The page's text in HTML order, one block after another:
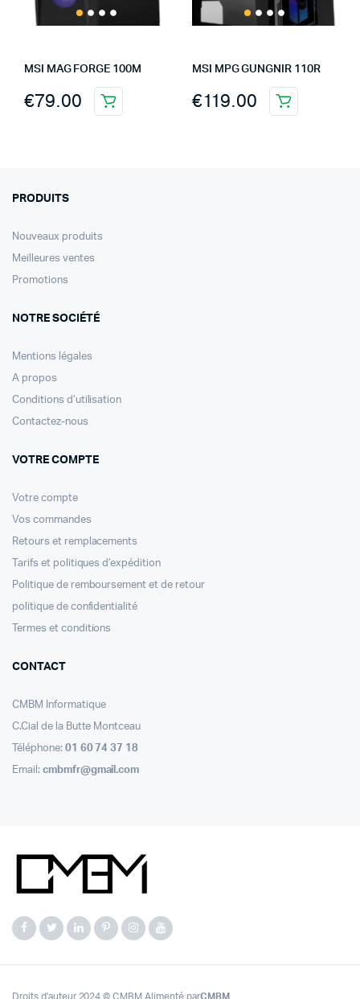
MSI MAG FORGE 100M
€79.00
MSI MPG GUNGNIR 110R
€119.00
PRODUITS
Nouveaux produits
Meilleures ventes
Promotions
NOTRE SOCIÉTÉ
Mentions légales
A propos
Conditions d’utilisation
Contactez-nous
VOTRE COMPTE
Votre compte
Vos commandes
Retours et remplacements
Tarifs et politiques d’expédition
Politique de remboursement et de retour
politique de confidentialité
Termes et conditions
CONTACT
CMBM Informatique
C.Cial de la Butte Montceau
Téléphone: 01 60 74 37 18
Email: cmbmfr@gmail.com
Droits d'auteur 2024 © CMBM Alimenté parCMBM